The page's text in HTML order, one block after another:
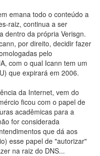
emana todo o conteúdo a
raiz, continua a ser
dentro da própria Verisgn.
por direito, decidir fazer
pelo
com o qual Icann tem um
que expirará em 2006.
da Internet, vem do
ficou com o papel de
acadêmicas para a
for considerada
que dá aos
esse papel de "autorizar"
na raiz do DNS...